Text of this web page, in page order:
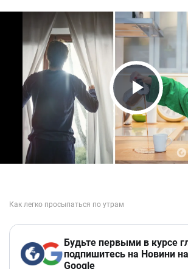
Play
Будьте первыми в курсе
подпишитесь на Новини
Google